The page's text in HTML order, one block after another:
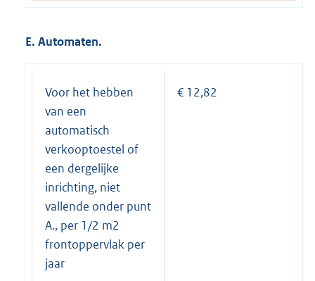
E. Automaten.
Voor het hebben
van een
automatisch
verkooptoestel of
een dergelijke
inrichting, niet
vallende onder punt
A., per 1/2 m2
frontoppervlak per
jaar
€ 12,82